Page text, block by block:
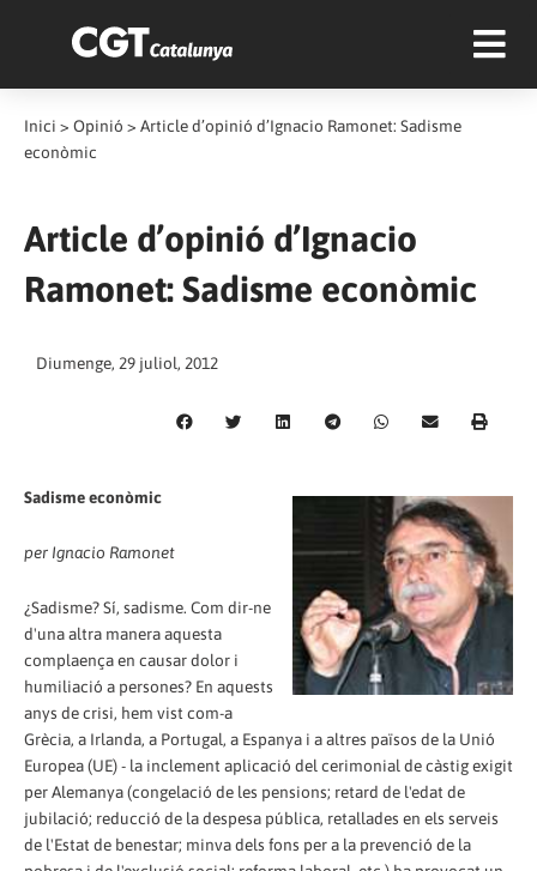
Inici > Opinió > Article d’opinió d’Ignacio Ramonet: Sadisme
econòmic
Article d’opinió d’Ignacio
Ramonet: Sadisme econòmic
Diumenge, 29 juliol, 2012
Sadisme econòmic
per Ignacio Ramonet
¿Sadisme? Sí, sadisme. Com dir-ne
d'una altra manera aquesta
complaença en causar dolor i
humiliació a persones? En aquests
anys de crisi, hem vist com-a
Grècia, a Irlanda, a Portugal, a Espanya i a altres països de la Unió
Europea (UE) - la inclement aplicació del cerimonial de càstig exigit
per Alemanya (congelació de les pensions; retard de l'edat de
jubilació; reducció de la despesa pública, retallades en els serveis
de l'Estat de benestar; minva dels fons per a la prevenció de la